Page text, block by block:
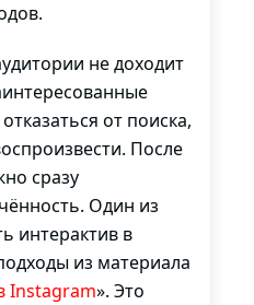
не доходит
от поиска,
После
сразу
Один из
интерактив в
из материала
Instagram». Это